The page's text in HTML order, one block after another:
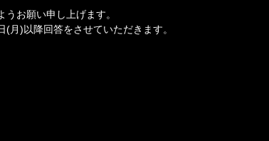
お願い申し上げます。
)以降回答をさせていただきます。